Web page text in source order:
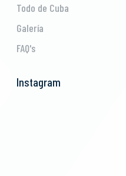
Todo de Cuba
Galería
FAQ's
Instagram